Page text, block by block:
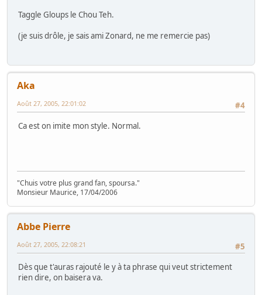
Taggle Gloups le Chou Teh.
(je suis drôle, je sais ami Zonard, ne me remercie pas)
Aka
#4
Août 27, 2005, 22:01:02
Ca est on imite mon style. Normal.
"Chuis votre plus grand fan, spoursa."
Monsieur Maurice, 17/04/2006
Abbe Pierre
#5
Août 27, 2005, 22:08:21
Dès que t'auras rajouté le y à ta phrase qui veut strictement
rien dire, on baisera va.